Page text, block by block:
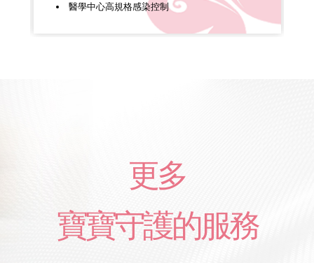
每週一次婦產科醫師看診
更多
寶寶守護的服務